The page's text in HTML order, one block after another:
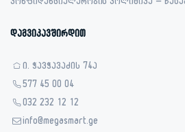
კონფიდენციალურობის პოლიტიკა –
დაგვიკავშირდით
ი. ჭავჭავაძის 74ა
577 45 00 04
032 232 12 12
info@megasmart.ge